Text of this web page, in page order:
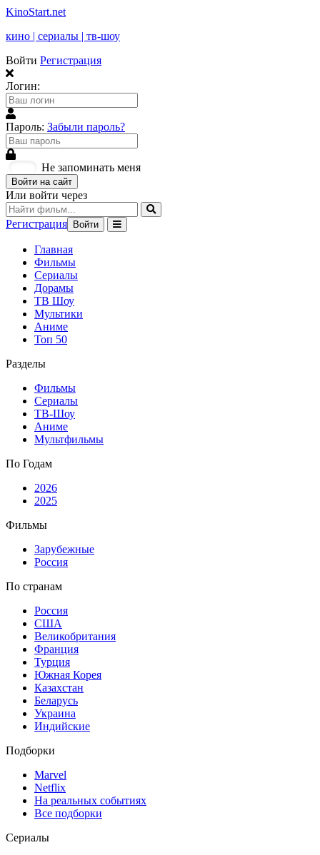
KinoStart.net
кино | сериалы | тв-шоу
Войти Регистрация
Логин:
Пароль: Забыли пароль?
Не запоминать меня
Войти на сайт
Или войти через
Регистрация Войти
Главная
Фильмы
Сериалы
Дорамы
ТВ Шоу
Мультики
Аниме
Топ 50
Разделы
Фильмы
Сериалы
ТВ-Шоу
Аниме
Мультфильмы
По Годам
2026
2025
Фильмы
Зарубежные
Россия
По странам
Россия
США
Великобритания
Франция
Турция
Южная Корея
Казахстан
Беларусь
Украина
Индийские
Подборки
Marvel
Netflix
На реальных событиях
Все подборки
Сериалы